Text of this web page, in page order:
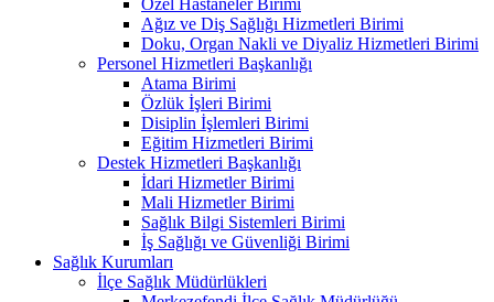
Ağız ve Diş Sağlığı Hizmetleri Birimi
Doku, Organ Nakli ve Diyaliz Hizmetleri Birimi
Personel Hizmetleri Başkanlığı
Atama Birimi
Özlük İşleri Birimi
Disiplin İşlemleri Birimi
Eğitim Hizmetleri Birimi
Destek Hizmetleri Başkanlığı
İdari Hizmetler Birimi
Mali Hizmetler Birimi
Sağlık Bilgi Sistemleri Birimi
İş Sağlığı ve Güvenliği Birimi
Sağlık Kurumları
İlçe Sağlık Müdürlükleri